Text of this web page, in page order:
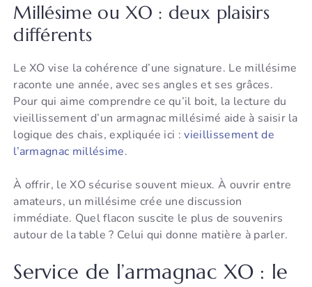
Millésime ou XO : deux plaisirs
différents
Le XO vise la cohérence d’une signature. Le millésime
raconte une année, avec ses angles et ses grâces.
Pour qui aime comprendre ce qu’il boit, la lecture du
vieillissement d’un armagnac millésimé aide à saisir la
logique des chais, expliquée ici :vieillissement de
l’armagnac millésime.
À offrir, le XO sécurise souvent mieux. À ouvrir entre
amateurs, un millésime crée une discussion
immédiate. Quel flacon suscite le plus de souvenirs
autour de la table ? Celui qui donne matière à parler.
Service de l’armagnac XO : le